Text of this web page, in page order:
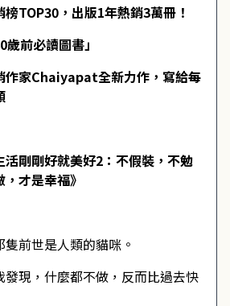
TOP30，出版1年熱銷3萬冊！
前必讀圖書」
家Chaiyapat全新力作，寫給每
活剛剛好就美好2：不假裝，不勉
才是幸福》
前世是人類的貓咪。
發現，什麼都不做，反而比過去快